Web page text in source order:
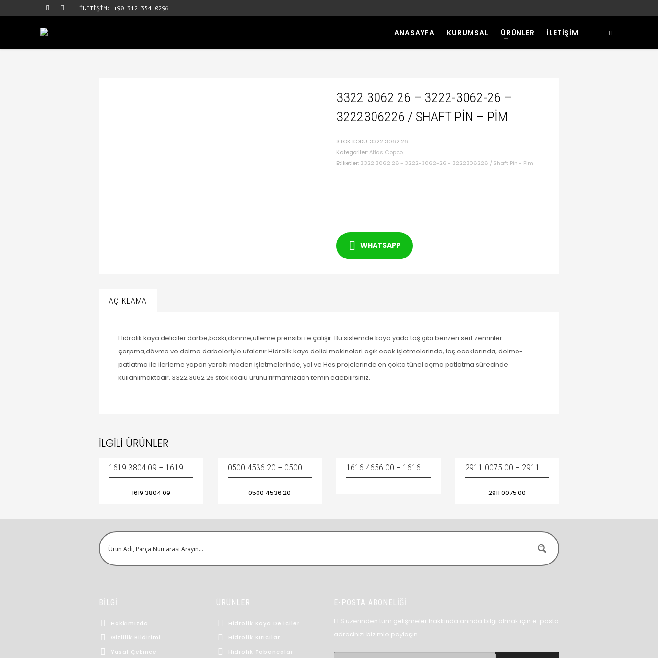
İLETİŞİM: +90 312 354 0296
ANASAYFA KURUMSAL ÜRÜNLER İLETİŞİM
3322 3062 26 – 3222-3062-26 –
3222306226 / SHAFT PIN – PIM
STOK KODU: 3322 3062 26
Kategoriler:Atlas Copco
Etiketler: 3322 3062 26 - 3222-3062-26 - 3222306226 / Shaft Pin - Pim
WHATSAPP
AÇIKLAMA
Hidrolik kaya deliciler darbe,baskı,dönme,üfleme prensibi ile çalışır. Bu sistemde kaya yada taş gibi benzeri sert zeminler
çarpma,dövme ve delme darbeleriyle ufalanır.Hidrolik kaya delici makineleri açık ocak işletmelerinde, taş ocaklarında, delme-
patlatma ile ilerleme yapan yeraltı maden işletmelerinde, yol ve Hes projelerinde en çokta tünel açma patlatma sürecinde
kullanılmaktadır. 3322 3062 26 stok kodlu ürünü firmamızdan temin edebilirsiniz.
İLGILI ÜRÜNLER
1619 3804 09 0500 4536 20 2911 0075 00
BİLGİ
Hakkımızda
Gizlilik Bildirimi
Yasal Çekince
ÜRÜNLER
Hidrolik Kaya Deliciler
Hidrolik Kırıcılar
Hidrolik Tabancalar
E-POSTA ABONELİĞİ
EFS üzerinden tüm gelişmeler hakkında anında bilgi almak için e-posta
adresinizi bizimle paylaşın.